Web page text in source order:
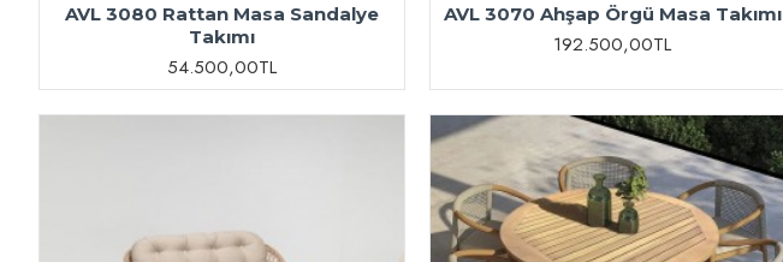
AVL 3080 Rattan Masa Sandalye
Takımı
54.500,00TL
AVL 3070 Ahşap Örgü Masa Takımı
192.500,00TL